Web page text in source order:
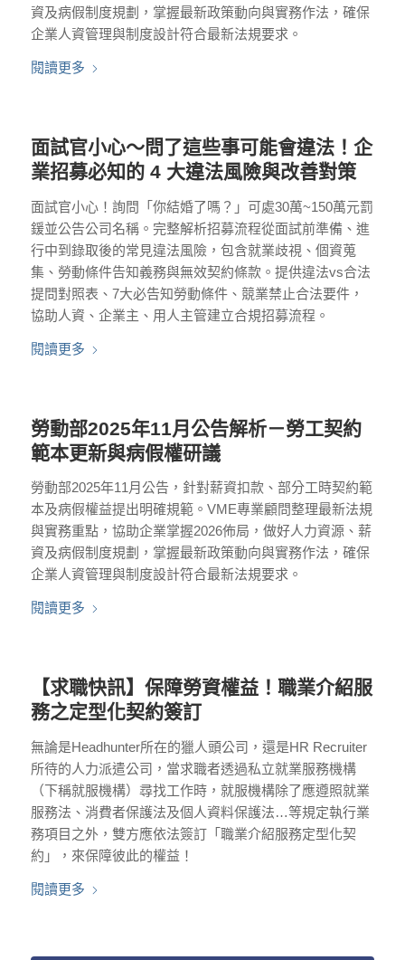
資及病假制度規劃，掌握最新政策動向與實務作法，確保
企業人資管理與制度設計符合最新法規要求。
閱讀更多
面試官小心～問了這些事可能會違法！企
業招募必知的 4 大違法風險與改善對策
面試官小心！詢問「你結婚了嗎？」可處30萬~150萬元罰
鍰並公告公司名稱。完整解析招募流程從面試前準備、進
行中到錄取後的常見違法風險，包含就業歧視、個資蒐
集、勞動條件告知義務與無效契約條款。提供違法vs合法
提問對照表、7大必告知勞動條件、競業禁止合法要件，
協助人資、企業主、用人主管建立合規招募流程。
閱讀更多
勞動部2025年11月公告解析－勞工契約
範本更新與病假權研議
勞動部2025年11月公告，針對薪資扣款、部分工時契約範
本及病假權益提出明確規範。VME專業顧問整理最新法規
與實務重點，協助企業掌握2026佈局，做好人力資源、薪
資及病假制度規劃，掌握最新政策動向與實務作法，確保
企業人資管理與制度設計符合最新法規要求。
閱讀更多
【求職快訊】保障勞資權益！職業介紹服
務之定型化契約簽訂
無論是Headhunter所在的獵人頭公司，還是HR Recruiter
所待的人力派遣公司，當求職者透過私立就業服務機構
（下稱就服機構）尋找工作時，就服機構除了應遵照就業
服務法、消費者保護法及個人資料保護法…等規定執行業
務項目之外，雙方應依法簽訂「職業介紹服務定型化契
約」，來保障彼此的權益！
閱讀更多